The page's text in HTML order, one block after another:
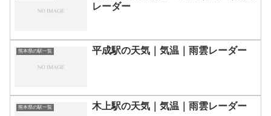
レーダー
熊本県の駅一覧 平成駅の天気｜気温｜雨雲レーダー
熊本県の駅一覧 木上駅の天気｜気温｜雨雲レーダー